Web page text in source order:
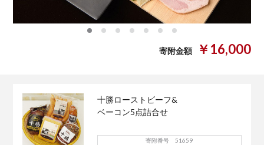
寄附金額 ￥16,000
十勝ローストビーフ&
ベーコン5点詰合せ
寄附番号 51659